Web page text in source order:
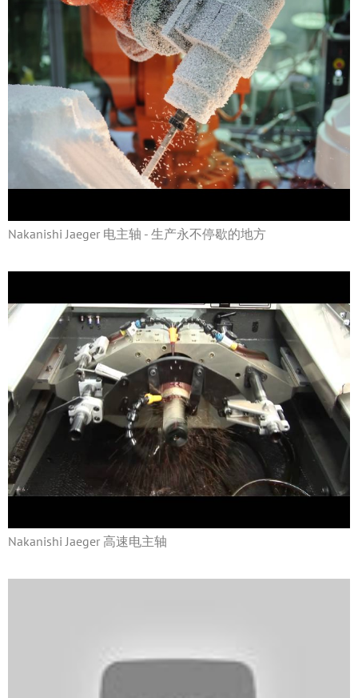
Nakanishi Jaeger 电主轴 - 生产永不停歇的地方
Nakanishi Jaeger 高速电主轴